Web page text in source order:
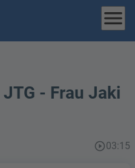
menu
- Frau Jaki
play_circle_outline03:15